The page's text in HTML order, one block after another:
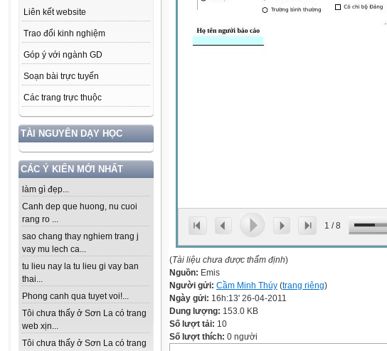
Liên kết website
Trao đổi kinh nghiệm
Góp ý với ngành GD
Soạn bài trực tuyến
Các trang trực thuộc
TÀI NGUYÊN DẠY HỌC
CÁC Ý KIẾN MỚI NHẤT
làm gì đẹp...
Canh dep que huong, nu cuoi
rang ro ...
sao chang thay nghiem trang j
vay mu lech ca...
tu lieu nay la tu lieu gi vay ban
thai...
Phong canh qua tuyet voi!...
Tôi chưa thấy ở Sơn La có trang
web xịn...
Tôi chưa thấy ở Sơn La có trang
1 /8
(Tài liệu chưa được thẩm định)
Nguồn: Emis
Người gửi: Cầm Minh Thúy (trang riêng)
Ngày gửi: 16h:13' 26-04-2011
Dung lượng: 153.0 KB
Số lượt tải: 10
Số lượt thích: 0 người